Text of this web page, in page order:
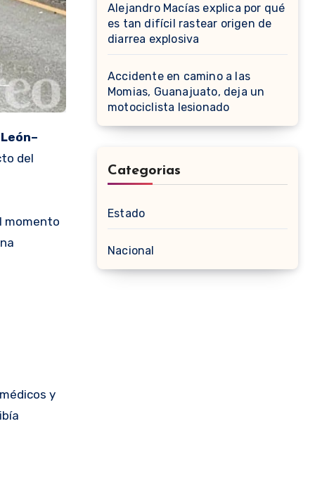
del
momento
y
Alejandro Macías explica por qué
es tan difícil rastear origen de
diarrea explosiva
Accidente en camino a las
Momias, Guanajuato, deja un
motociclista lesionado
Categorias
Estado
Nacional